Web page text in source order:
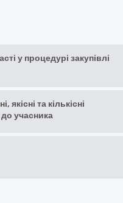
у процедурі закупівлі
якісні та кількісні
учасника